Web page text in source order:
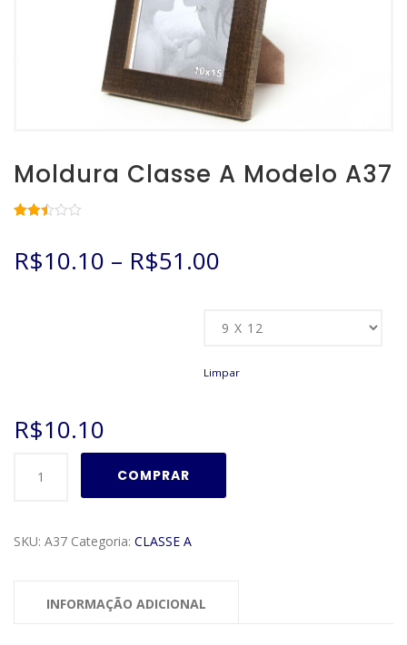
Moldura Classe A Modelo A37
2.48
de 5,
R$10.10 – R$51.00
Limpar
R$10.10
Modelo
COMPRAR
SKU: A37 Categoria: CLASSE A
INFORMAÇÃO ADICIONAL